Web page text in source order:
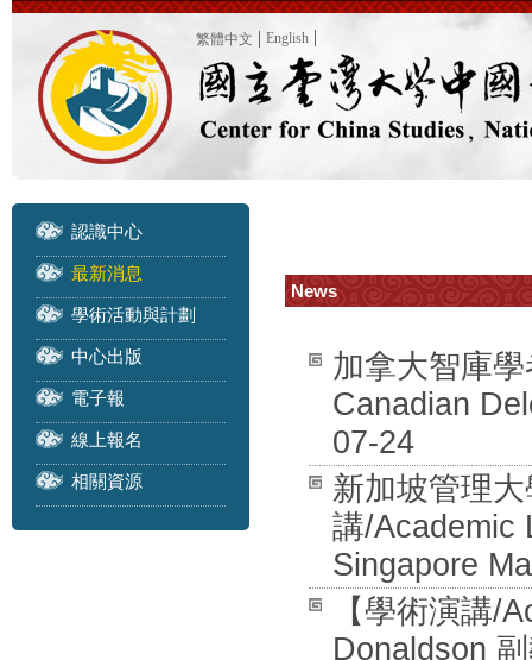
繁體中文 English
認識中心
最新消息
學術活動與計劃
中心出版
電子報
線上報名
相關資源
News
加拿大智庫
Canadian
07-24
新加坡管理
講/Academic
Singapore
【學術演講/
Donaldson